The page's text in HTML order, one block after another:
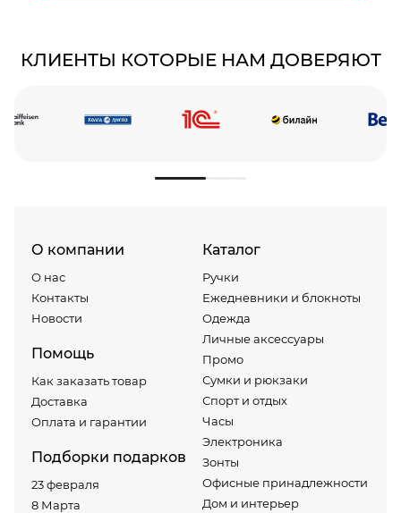
КЛИЕНТЫ КОТОРЫЕ НАМ ДОВЕРЯЮТ
О компании
О нас
Контакты
Новости
Помощь
Как заказать товар
Доставка
Оплата и гарантии
Подборки подарков
23 февраля
8 Марта
Каталог
Ручки
Ежедневники и блокноты
Одежда
Личные аксессуары
Промо
Сумки и рюкзаки
Спорт и отдых
Часы
Электроника
Зонты
Офисные принадлежности
Дом и интерьер